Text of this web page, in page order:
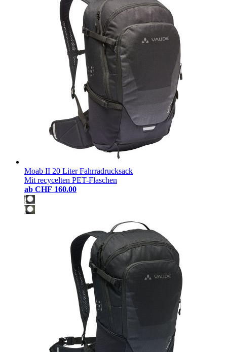
Moab II 20 Liter Fahrradrucksack
Mit recycelten PET-Flaschen
ab CHF 160.00